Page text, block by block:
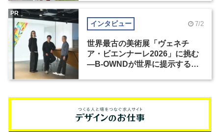
インタビュー 7/2
世界最古の美術展「ヴェネチ
ア・ビエンナーレ2026」に挑む
―B-OWNDが世界に提示する美
PR